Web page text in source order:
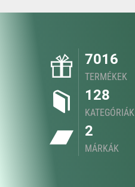
7016
TERMÉKEK
128
KATEGÓRIÁK
2
MÁRKÁK